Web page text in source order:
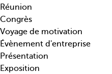
h
é
m
a
t
i
w
k
e
y
o
p
Réunion
Congrès
Voyage de motivation
Évènement d'entreprise
Présentation
Exposition